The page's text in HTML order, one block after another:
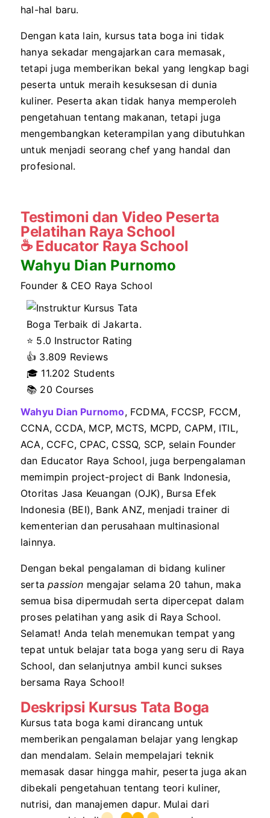
hal-hal baru.
Dengan kata lain, kursus tata boga ini tidak
hanya sekadar mengajarkan cara memasak,
tetapi juga memberikan bekal yang lengkap bagi
peserta untuk meraih kesuksesan di dunia
kuliner. Peserta akan tidak hanya memperoleh
pengetahuan tentang makanan, tetapi juga
mengembangkan keterampilan yang dibutuhkan
untuk menjadi seorang chef yang handal dan
profesional.
Testimoni dan Video Peserta
Pelatihan Raya School
☕Educator Raya School
Wahyu Dian Purnomo
Founder & CEO Raya School
⭐ 5.0 Instructor Rating
👍 3.809 Reviews
🎓 11.202 Students
📚 20 Courses
Wahyu Dian Purnomo, FCDMA, FCCSP, FCCM,
CCNA, CCDA, MCP, MCTS, MCPD, CAPM, ITIL,
ACA, CCFC, CPAC, CSSQ, SCP, selain Founder
dan Educator Raya School, juga berpengalaman
memimpin project-project di Bank Indonesia,
Otoritas Jasa Keuangan (OJK), Bursa Efek
Indonesia (BEI), Bank ANZ, menjadi trainer di
kementerian dan perusahaan multinasional
lainnya.
Dengan bekal pengalaman di bidang kuliner
sertapassion mengajar selama 20 tahun, maka
semua bisa dipermudah serta dipercepat dalam
proses pelatihan yang asik di Raya School.
Selamat! Anda telah menemukan tempat yang
tepat untuk belajar tata boga yang seru di Raya
School, dan selanjutnya ambil kunci sukses
bersama Raya School!
Deskripsi Kursus Tata Boga
Kursus tata boga kami dirancang untuk
memberikan pengalaman belajar yang lengkap
dan mendalam. Selain mempelajari teknik
memasak dasar hingga mahir, peserta juga akan
dibekali pengetahuan tentang teori kuliner,
nutrisi, dan manajemen dapur. Mulai dari